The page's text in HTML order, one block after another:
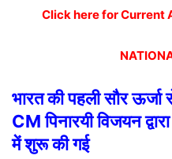
Click here for Current
भारत की पहली सौर
CM पिनारयी विजयन
में शुरू की गई